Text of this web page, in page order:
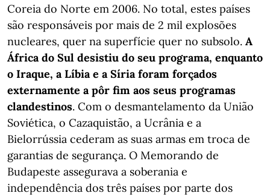
Coreia do Norte em 2006. No total, estes países
são responsáveis por mais de 2 mil explosões
nucleares, quer na superfície quer no subsolo. A
África do Sul desistiu do seu programa, enquanto
o Iraque, a Líbia e a Síria foram forçados
externamente a pôr fim aos seus programas
clandestinos. Com o desmantelamento da União
Soviética, o Cazaquistão, a Ucrânia e a
Bielorrússia cederam as suas armas em troca de
garantias de segurança. O Memorando de
Budapeste assegurava a soberania e
independência dos três países por parte dos